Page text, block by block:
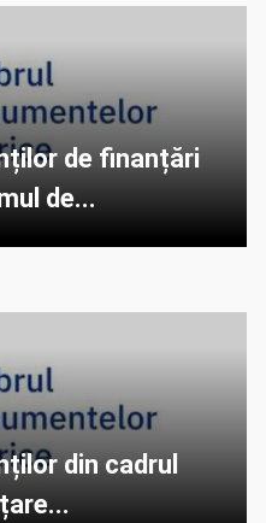
de finanțări
de...
din cadrul